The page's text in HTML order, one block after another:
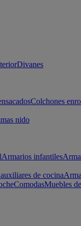
Divanes
Colchones
nido
Armarios infantiles
de cocina
ComodasMuebles